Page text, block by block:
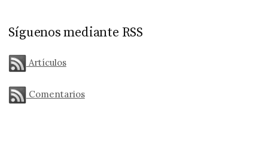
Síguenos mediante RSS
Artículos
Comentarios